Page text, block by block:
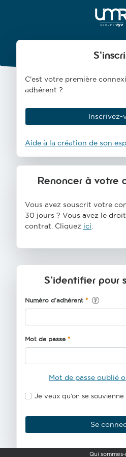
C'est votre première
adhérent ?
Inscrivez-
Aide à la création de son
Renoncer à votre
Vous avez souscrit votre
30 jours ? Vous avez le
contrat. Cliquez ici
S'identifier pour
Numéro d’adhérent
Mot de passe
Mot de passe oublié
Je veux qu’on se
Se
Qui